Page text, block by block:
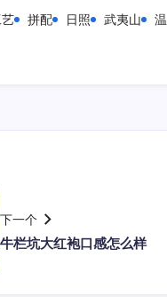
拼配 日照 武夷山
下一个
牛栏坑大红袍口感怎么样